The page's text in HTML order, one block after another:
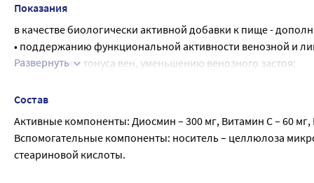
Показания
в качестве биологически активной добавки к пище -
• поддержанию функциональной активности венозной и
• повышению тонуса вен, уменьшению венозного застоя;
Развернуть
Состав
Активные компоненты: Диосмин – 300 мг, Витамин С – 60 мг,
Вспомогательные компоненты: носитель – целлюлоза
стеариновой кислоты.